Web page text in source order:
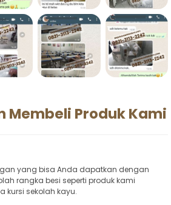
Membeli Produk Kami
yang bisa Anda dapatkan dengan
rangka besi seperti produk kami
kursi sekolah kayu.